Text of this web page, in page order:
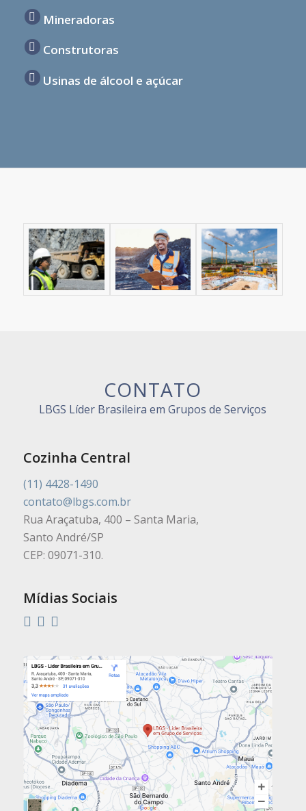
Mineradoras
Construtoras
Usinas de álcool e açúcar
CONTATO
LBGS Líder Brasileira em Grupos de Serviços
Cozinha Central
(11) 4428-1490
contato@lbgs.com.br
Rua Araçatuba, 400 – Santa Maria,
Santo André/SP
CEP: 09071-310.
Mídias Sociais